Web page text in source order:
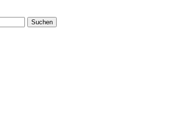
Suchen